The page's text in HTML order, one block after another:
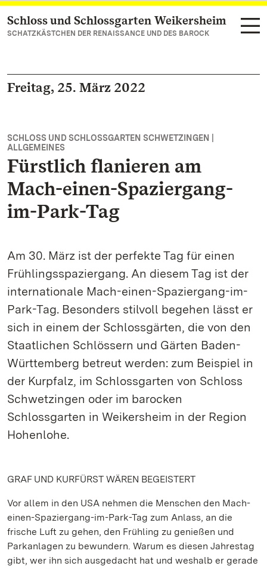
Zum Hauptinhalt springen
Schloss und Schlossgarten Weikersheim
SCHATZKÄSTCHEN DER RENAISSANCE UND DES BAROCK
Freitag, 25. März 2022
SCHLOSS UND SCHLOSSGARTEN SCHWETZINGEN |
ALLGEMEINES
Fürstlich flanieren am
Mach-einen-Spaziergang-
im-Park-Tag
Am 30. März ist der perfekte Tag für einen
Frühlingsspaziergang. An diesem Tag ist der
internationale Mach-einen-Spaziergang-im-
Park-Tag. Besonders stilvoll begehen lässt er
sich in einem der Schlossgärten, die von den
Staatlichen Schlössern und Gärten Baden-
Württemberg betreut werden: zum Beispiel in
der Kurpfalz, im Schlossgarten von Schloss
Schwetzingen oder im barocken
Schlossgarten in Weikersheim in der Region
Hohenlohe.
GRAF UND KURFÜRST WÄREN BEGEISTERT
Vor allem in den USA nehmen die Menschen den Mach-
einen-Spaziergang-im-Park-Tag zum Anlass, an die
frische Luft zu gehen, den Frühling zu genießen und
Parkanlagen zu bewundern. Warum es diesen Jahrestag
gibt, wer ihn sich ausgedacht hat und weshalb er gerade